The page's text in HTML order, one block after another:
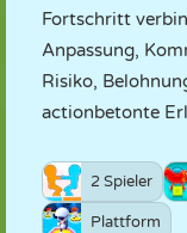
Fortschritt
Anpassung,
Risiko,
actionbetonte
2 Spieler
Plattform